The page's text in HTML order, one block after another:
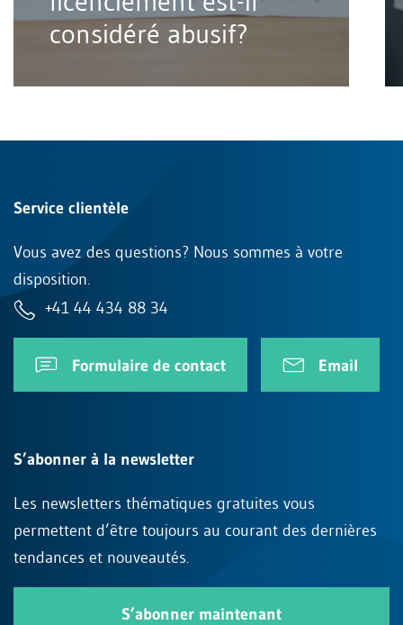
considéré abusif?
Service clientèle
Vous avez des questions? Nous sommes à votre
disposition.
+41 44 434 88 34
Formulaire de contact Email
S’abonner à la newsletter
Les newsletters thématiques gratuites vous
permettent d’être toujours au courant des dernières
tendances et nouveautés.
S’abonner maintenant